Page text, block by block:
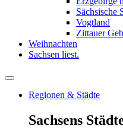
Sächsische
Vogtland
Zittauer
Weihnachten
Sachsen liest.
Regionen & Städte
Sachsens